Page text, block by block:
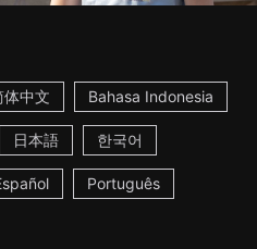
体中文 Bahasa Indonesia
日本語 한국어
Português